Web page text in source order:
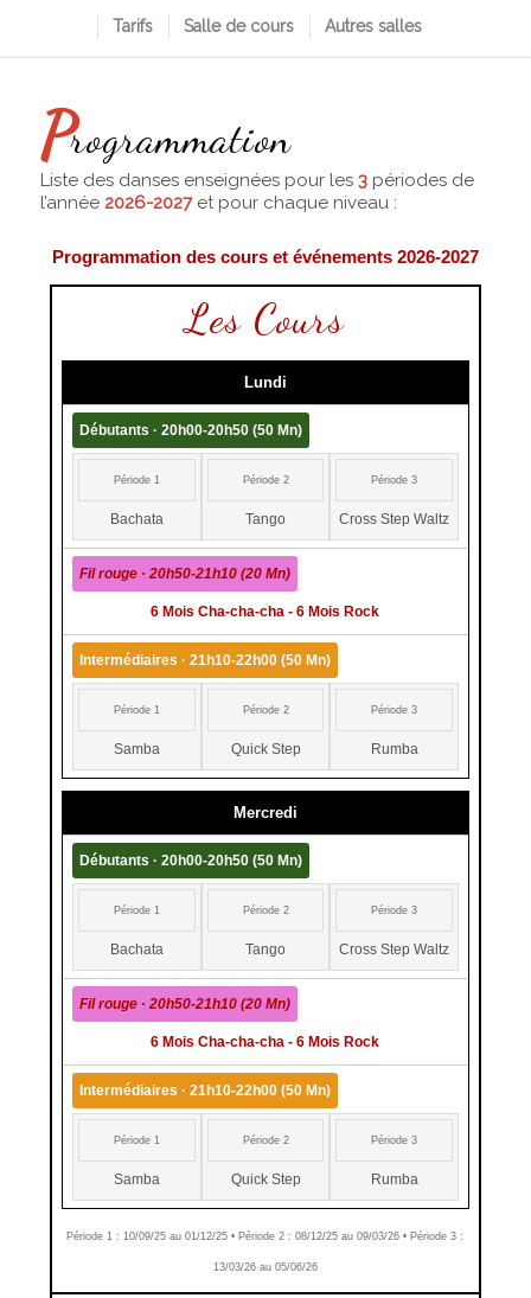
Tarifs Salle de cours Autres salles
Programmation
Liste des danses enseignées pour les 3périodes de
l’année 2026-2027et pour chaque niveau :
Programmation des cours et événements 2026-2027
Les Cours
Lundi
Débutants · 20h00-20h50 (50 Mn)
Période 1
Bachata
Période 2
Tango
Période 3
Cross Step Waltz
Fil rouge · 20h50-21h10 (20 Mn)
6 Mois Cha-cha-cha - 6 Mois Rock
Intermédiaires · 21h10-22h00 (50 Mn)
Période 1
Samba
Période 2
Quick Step
Période 3
Rumba
Mercredi
Débutants · 20h00-20h50 (50 Mn)
Période 1
Bachata
Période 2
Tango
Période 3
Cross Step Waltz
Fil rouge · 20h50-21h10 (20 Mn)
6 Mois Cha-cha-cha - 6 Mois Rock
Intermédiaires · 21h10-22h00 (50 Mn)
Période 1
Samba
Période 2
Quick Step
Période 3
Rumba
Période 1 : 10/09/25 au 01/12/25 • Période 2 : 08/12/25 au 09/03/26 • Période 3 :
13/03/26 au 05/06/26